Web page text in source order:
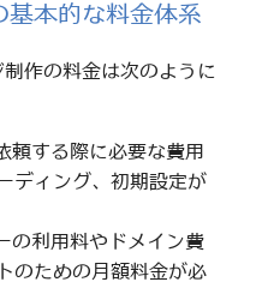
基本的な料金体系
作の料金は次のように
頼する際に必要な費用
ディング、初期設定が
の利用料やドメイン費
のための月額料金が必